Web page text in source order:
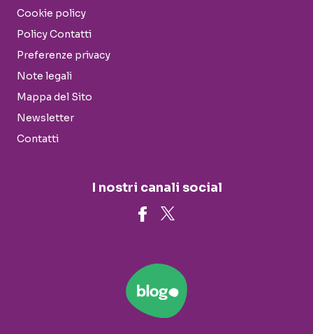
Cookie policy
Policy Contatti
Preferenze privacy
Note legali
Mappa del Sito
Newsletter
Contatti
I nostri canali social